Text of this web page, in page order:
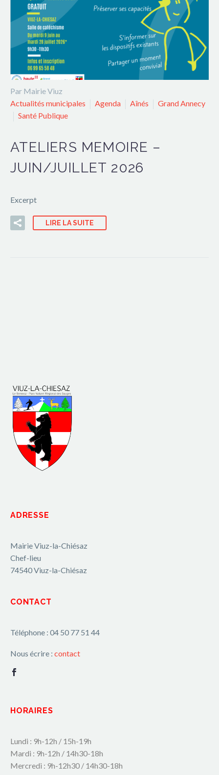
Par Mairie Viuz
Actualités municipales
Agenda Aînés
Grand Annecy
Santé Publique
ATELIERS MEMOIRE –
JUIN/JUILLET 2026
Excerpt
LIRE LA SUITE
ADRESSE
Mairie Viuz-la-Chiésaz
Chef-lieu
74540 Viuz-la-Chiésaz
CONTACT
Téléphone : 04 50 77 51 44
Nous écrire : contact
HORAIRES
Lundi : 9h-12h / 15h-19h
Mardi : 9h-12h / 14h30-18h
Mercredi : 9h-12h30 / 14h30-18h